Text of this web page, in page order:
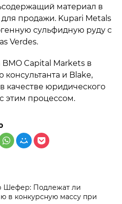
материал в
продажи. Kupari Metals
сульфидную руду с
Verdes.
Capital Markets в
консультанта и Blake,
качестве юридического
этим процессом.
Шефер: Подлежат ли
в конкурсную массу при